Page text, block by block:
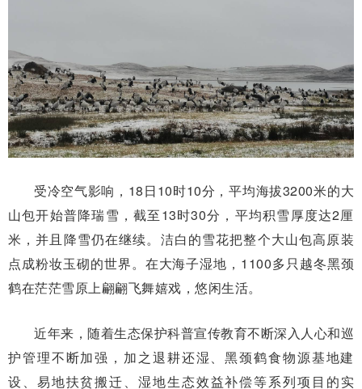
受冷空气影响，18日10时10分，平均海拔3200米的大
山包开始普降瑞雪，截至13时30分，平均积雪厚度达2厘
米，并且降雪仍在继续。洁白的雪花把整个大山包高原装
点成粉妆玉砌的世界。在大海子湿地，1100多只越冬黑颈
鹤在茫茫雪原上翩翩飞舞嬉戏，悠闲生活。
近年来，随着生态保护科普宣传教育不断深入人心和巡
护管理不断加强，加之退耕还湿、黑颈鹤食物源基地建
设、易地扶贫搬迁、湿地生态效益补偿等系列项目的实